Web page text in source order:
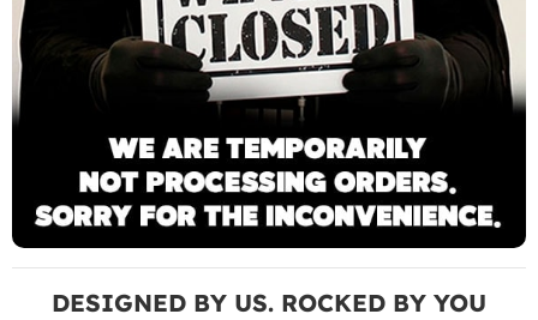
DESIGNED BY US. ROCKED BY YOU